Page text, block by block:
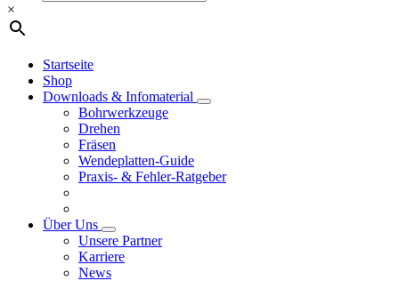
×
Startseite
Shop
Downloads & Infomaterial
Bohrwerkzeuge
Drehen
Fräsen
Wendeplatten-Guide
Praxis- & Fehler-Ratgeber
Über Uns
Unsere Partner
Karriere
News